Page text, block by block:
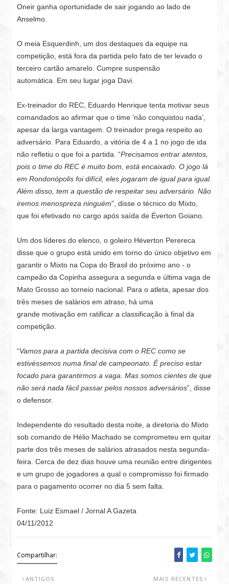
Oneir ganha oportunidadede sair jogando ao lado de
Anselmo.
O meia Esquerdinh, um dos destaques da equipe na
competição, está fora da partida pelo fato de ter levado o
terceiro cartão amarelo. Cumpre suspensão
automática. Em seu lugar joga Davi.
Ex-treinador do REC, Eduardo Henrique tenta motivar seus
comandados ao afirmar que o time ‘não conquistou nada’,
apesar da larga vantagem. O treinador prega respeito ao
adversário. Para Eduardo, a vitória de 4 a 1 no jogo de ida
não refletiu o que foi a partida. “Precisamos entrar atentos,
pois o timedo REC é muito bom, está encaixado. O jogo lá
em Rondonópolis foi difícil, eles jogaram de igual para igual.
Além disso, tem a questão de respeitar seu adversário. Não
iremosmenospreza ninguém”, disse o técnicodo Mixto,
que foi efetivado nocargo após saída de Éverton Goiano.
Um dos líderes do elenco, o goleiro Héverton Perereca
disse que o grupo está unido em torno do único objetivo em
garantir o Mixto na Copa do Brasil do próximo ano - o
campeão da Copinha assegura a segunda e última vaga de
Mato Grosso ao torneio nacional. Para o atleta, apesar dos
três meses de saláriosem atraso, há uma
grande motivação em ratificar a classificaçãoà final da
competição.
“Vamos para a partida decisiva com o REC como se
estivéssemos numa final de campeonato. É precisoestar
focado para garantirmos a vaga. Mas somos cientes de que
não seránada fácil passar pelos nossos adversários”,disse
o defensor.
Independente do resultado desta noite, a diretoria do Mixto
sob comando de Hélio Machado se comprometeu em quitar
parte dos três meses de salários atrasados nesta segunda-
feira. Cerca de dez dias houve uma reunião entre dirigentes
e um grupo de jogadores a qual o compromisso foi firmado
para o pagamento ocorrer no dia 5 sem falta.
Fonte: Luiz Esmael / Jornal A Gazeta
04/11/2012
Compartilhar:
MAIS RECENTES
ANTIGOS